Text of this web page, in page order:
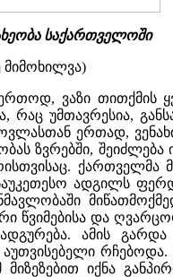
საქართველოში
ვაზი თითქმის
უმთავრესია,
ერთად,
ზვრებში,
ქართველმა
ადგილს
წვიმებისა და
ამის
იქნა